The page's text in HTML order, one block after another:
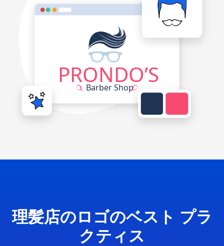
理髪店のロゴのベスト プラ
クティス